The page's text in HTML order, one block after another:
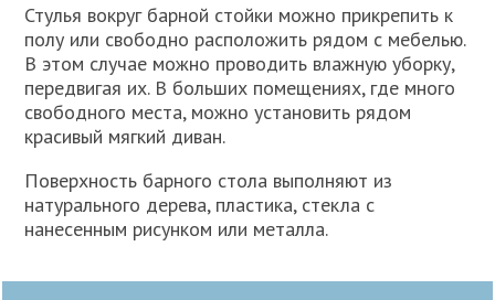
Стулья вокруг барной стойки можно прикрепить к
полу или свободно расположить рядом с мебелью.
В этом случае можно проводить влажную уборку,
передвигая их. В больших помещениях, где много
свободного места, можно установить рядом
красивый мягкий диван.
Поверхность барного стола выполняют из
натурального дерева, пластика, стекла с
нанесенным рисунком или металла.